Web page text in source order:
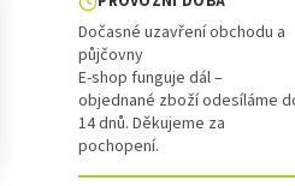
Dočasné uzavření obchodu a
půjčovny
E-shop funguje dál –
objednané zboží odesíláme
14 dnů. Děkujeme za
pochopení.